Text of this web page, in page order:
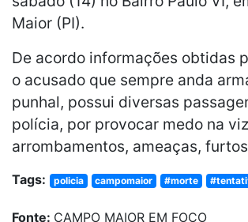
Maior (PI).
De acordo informações obtidas
o acusado que sempre anda
punhal, possui diversas
polícia, por provocar medo na
arrombamentos, ameaças,
Tags: policia campomaior #morte
Fonte: CAMPO MAIOR EM FOCO